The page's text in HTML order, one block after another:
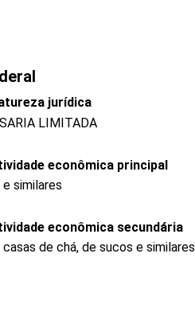
jurídica
LIMITADA
econômica principal
similares
econômica secundária
de chá, de sucos e similares